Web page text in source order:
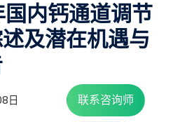
内钙通道调节
及潜在机遇与
日 联系咨询师